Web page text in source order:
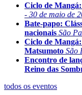
Ciclo de
- 30 de maio de
Bate-papo:
nacionais São
Ciclo de
Matsumoto São
Encontro de
Reino das
todos os eventos